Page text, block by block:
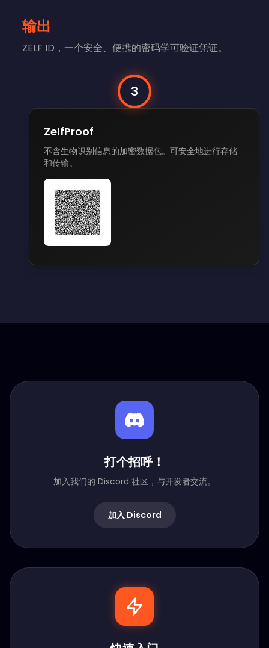
输出
ZELF ID，一个安全、便携的密码学可验证凭证。
3
ZelfProof
不含生物识别信息的加密数据包。可安全地进行存储
和传输。
打个招呼！
加入我们的 Discord 社区，与开发者交流。
加入 Discord